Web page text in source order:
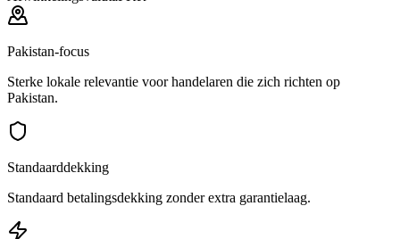
Pakistan-focus
Sterke lokale relevantie voor handelaren die zich richten op
Pakistan.
Standaarddekking
Standaard betalingsdekking zonder extra garantielaag.